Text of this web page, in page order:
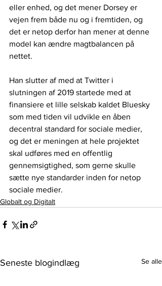
eller enhed, og det mener Dorsey er
vejen frem både nu og i fremtiden, og
det er netop derfor han mener at denne
model kan ændre magtbalancen på
nettet.
Han slutter af med at Twitter i
slutningen af 2019 startede med at
finansiere et lille selskab kaldet Bluesky
som med tiden vil udvikle en åben
decentral standard for sociale medier,
og det er meningen at hele projektet
skal udføres med en offentlig
gennemsigtighed, som gerne skulle
sætte nye standarder inden for netop
sociale medier.
Globalt og Digitalt
Seneste blogindlæg Se alle